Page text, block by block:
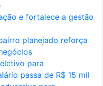
e fortalece a gestão
planejado reforça
para
passa de R$ 15 mil